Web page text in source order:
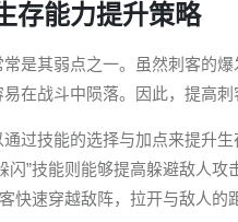
存能力提升策略
是其弱点之一。虽然刺客的
在战斗中陨落。因此，提高
过技能的选择与加点来提升
闪”技能则能够提高躲避敌人
快速穿越敌阵，拉开与敌人的